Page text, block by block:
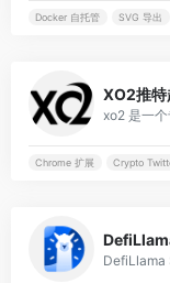
Docker 自托管 SVG 导出
XO2推特
Chrome 扩展 Crypto